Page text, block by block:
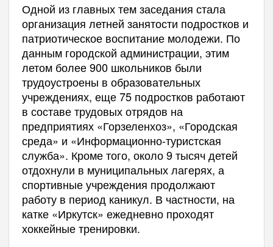
Одной из главных тем заседания стала
организация летней занятости подростков и
патриотическое воспитание молодежи. По
данным городской администрации, этим
летом более 900 школьников были
трудоустроены в образовательных
учреждениях, еще 75 подростков работают
в составе трудовых отрядов на
предприятиях «Горзеленхоз», «Городская
среда» и «Информационно-туристская
служба». Кроме того, около 9 тысяч детей
отдохнули в муниципальных лагерях, а
спортивные учреждения продолжают
работу в период каникул. В частности, на
катке «Иркутск» ежедневно проходят
хоккейные тренировки.